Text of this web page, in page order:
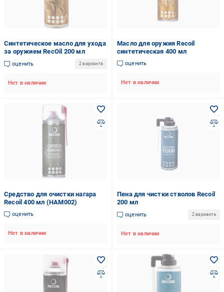
Синтетическое масло для ухода
за оружием RecOil 200 мл
оценить 2 варианта
Нет в наличии
Масло для оружия Recoil
синтетическая 400 мл
оценить
Нет в наличии
Средство для очистки нагара
Recoil 400 мл (HAM002)
оценить
Нет в наличии
Пена для чистки стволов Recoil
200 мл
оценить 2 варианта
Нет в наличии